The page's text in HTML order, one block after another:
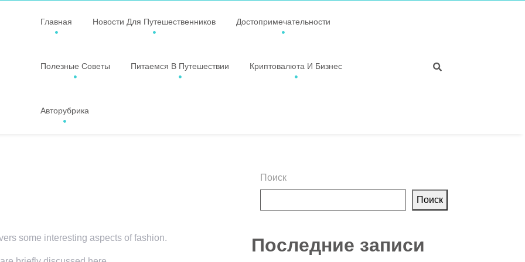
Главная Новости Для Путешественников Достопримечательности
Полезные Советы Питаемся В Путешествии Криптовалюта И Бизнес
Авторубрика
some interesting aspects of fashion.
Поиск
Поиск
Последние записи